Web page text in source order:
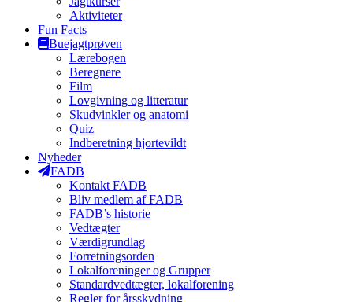
Aktiviteter
Fun Facts
Buejagtprøven
Lærebogen
Beregnere
Film
Lovgivning og litteratur
Skudvinkler og anatomi
Quiz
Indberetning hjortevildt
Nyheder
FADB
Kontakt FADB
Bliv medlem af FADB
FADB’s historie
Vedtægter
Værdigrundlag
Forretningsorden
Lokalforeninger og Grupper
Standardvedtægter, lokalforening
Regler for årsskydning